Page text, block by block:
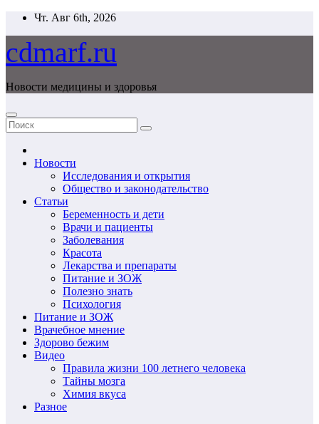
Перейти
содержимому
Чт. Авг 6th, 2026
cdmarf.ru
Новости медицины и здоровья
Новости
Исследования и открытия
Общество и законодательство
Статьи
Беременность и дети
Врачи и пациенты
Заболевания
Красота
Лекарства и препараты
Питание и ЗОЖ
Полезно знать
Психология
Питание и ЗОЖ
Врачебное мнение
Здорово бежим
Видео
Правила жизни 100 летнего человека
Тайны мозга
Химия вкуса
Разное